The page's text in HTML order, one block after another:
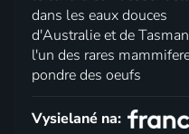
dans les eaux douces
d'Australie et de
l'un des rares
pondre des oeufs
Vysielané na: